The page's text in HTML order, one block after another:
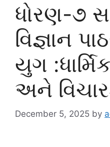
ધોરણ-૭
વિજ્ઞાન
યુગ
અને
December 5, 2025 by